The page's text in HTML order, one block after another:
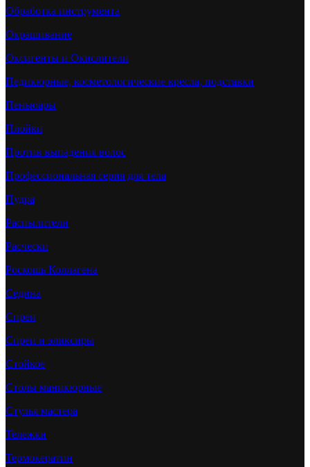
Обработка инструмента
Окрашивание
Оксигенты и Окислители
Педикюрные, косметологические кресла, подставки
Пеньюары
Плойки
Против выпадения волос
Профессиональная серия для тела
Пудра
Распылители
Расчески
Роскошь Коллагена
Седина
Спреи
Спреи и эликсиры
Стойкое
Столы маникюрные
Стулья мастера
Тележки
Термокератин